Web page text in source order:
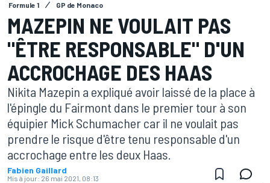
Formule 1 GP de Monaco
MAZEPIN NE VOULAIT PAS
"ÊTRE RESPONSABLE" D'UN
ACCROCHAGE DES HAAS
Nikita Mazepin a expliqué avoir laissé de la place à
l'épingle du Fairmont dans le premier tour à son
équipier Mick Schumacher car il ne voulait pas
prendre le risque d'être tenu responsable d'un
accrochage entre les deux Haas.
Fabien Gaillard
Mis à jour: 26 mai 2021, 08:13